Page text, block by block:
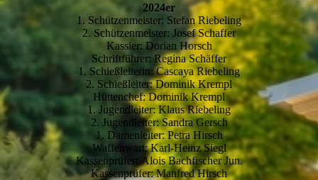
2024er
1. Schützenmeister: Stefan Riebeling
2. Schützenmeister: Josef Schaffer
Kassier: Dorian Horsch
Schriftführer: Regina Schäffer
1. Schießleiterin: Cascaya Riebeling
2. Schießleiter: Dominik Krempl
Hüttenchef: Dominik Krempl
1. Jugendleiter: Klaus Riebeling
2. Jugendleiter: Sandra Gersch
1. Damenleiter: Petra Hirsch
Waffenwart: Karl-Heinz Siegl
Kassenprüfer: Alois Bachfischer Jun.
Kassenprüfer: Manfred Hirsch